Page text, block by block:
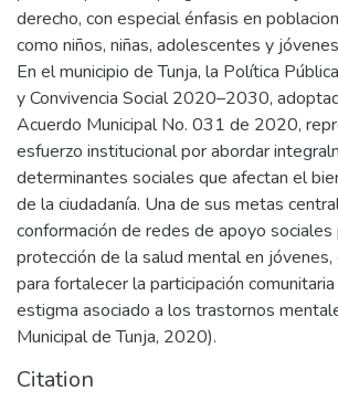
derecho, con especial énfasis en
como niños, niñas, adolescentes y
En el municipio de Tunja, la Política
y Convivencia Social 2020–2030,
Acuerdo Municipal No. 031 de 2020,
esfuerzo institucional por abordar
determinantes sociales que afectan el
de la ciudadanía. Una de sus metas
conformación de redes de apoyo sociales
protección de la salud mental en
para fortalecer la participación
estigma asociado a los trastornos
Municipal de Tunja, 2020).
Citation